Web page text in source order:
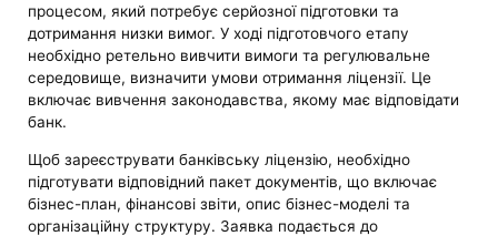
процесом, який потребує серйозної підготовки та
дотримання низки вимог. У ході підготовчого етапу
необхідно ретельно вивчити вимоги та регулювальне
середовище, визначити умови отримання ліцензії. Це
включає вивчення законодавства, якому має відповідати
банк.
Щоб зареєструвати банківську ліцензію, необхідно
підготувати відповідний пакет документів, що включає
бізнес-план, фінансові звіти, опис бізнес-моделі та
організаційну структуру. Заявка подається до